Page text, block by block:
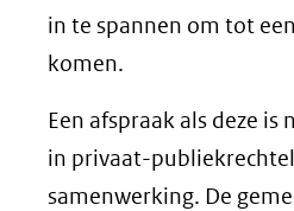
in te spannen om tot
komen.
Een afspraak als deze
in privaat-
samenwerking. De